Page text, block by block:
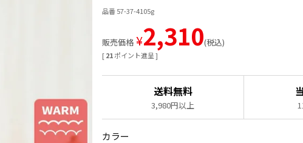
品番 57-37-4105g
[21ポイント進呈 ]
販売価格 ¥2,310 税込
送料無料
3,980円以上
カラー